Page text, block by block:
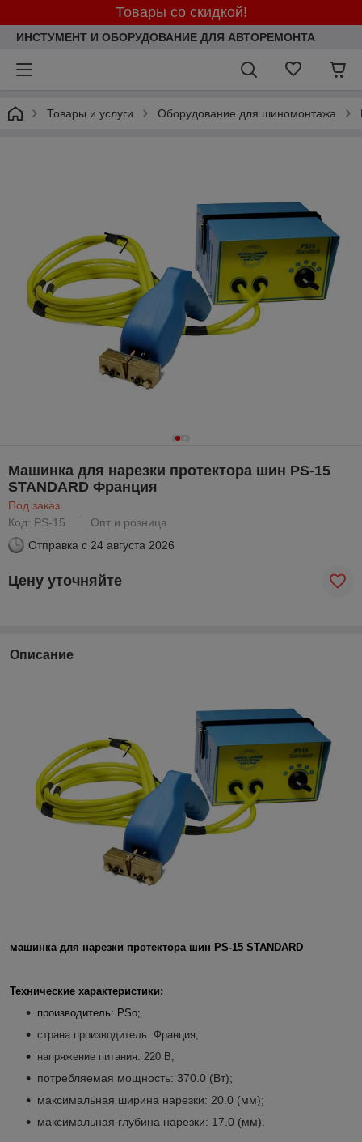
Товары со скидкой!
ИНСТУМЕНТ И ОБОРУДОВАНИЕ ДЛЯ АВТОРЕМОНТА
Товары и услуги Оборудование для шиномонтажа
Машинка для нарезки протектора шин PS-15
STANDARD Франция
Под заказ
Код: PS-15
Опт и розница
Отправка с 24 августа 2026
Цену уточняйте
Описание
машинка для нарезки протектора шин PS-15 STANDARD
Технические характеристики:
производитель: PSo;
страна производитель: Франция;
напряжение питания: 220 В;
потребляемая мощность: 370.0 (Вт);
максимальная ширина нарезки: 20.0 (мм);
максимальная глубина нарезки: 17.0 (мм).